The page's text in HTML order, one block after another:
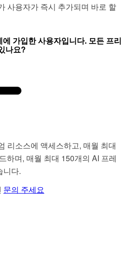
사용자가 즉시 추가되며 바로 할
가입한 사용자입니다. 모든 프리
나요?
리소스에 액세스하고, 매월 최대
하며, 매월 최대 150개의 AI 프레
니다.
문의 주세요